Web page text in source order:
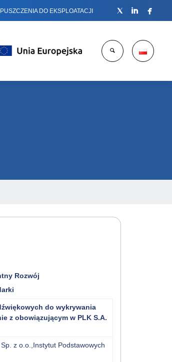
DO EKSPLOATACJI   
Rozwój
do wykrywania
z obowiązującym w PLK S.A.
z o.o.,Instytut Podstawowych